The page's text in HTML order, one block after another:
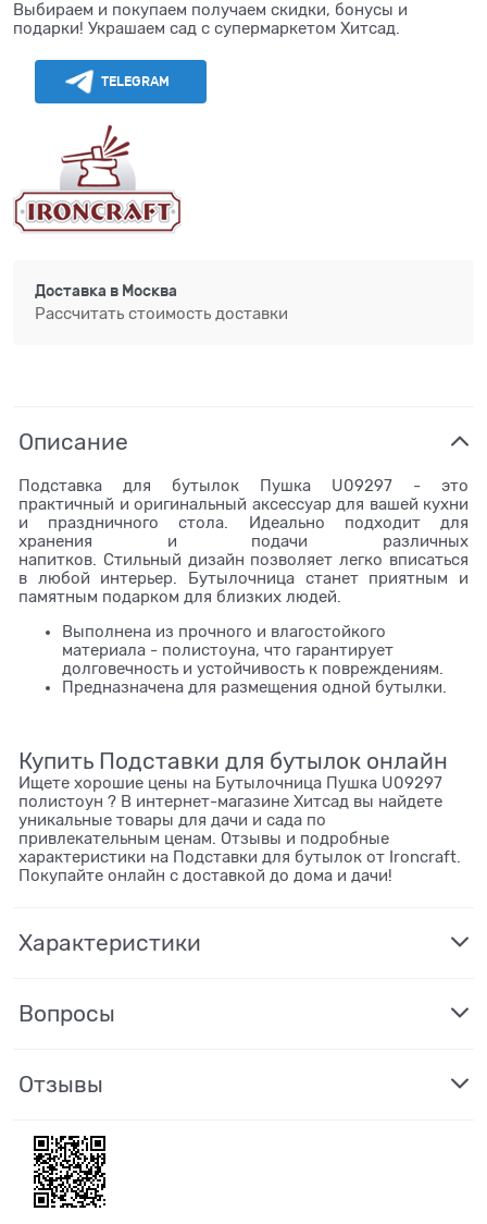
Выбираем и покупаем получаем скидки, бонусы и
подарки! Украшаем сад с супермаркетом Хитсад.
TELEGRAM
Доставка в Москва
Рассчитать стоимость доставки
Описание
Подставка для бутылок Пушка U09297 - это
практичный и оригинальный аксессуар для вашей кухни
и праздничного стола. Идеально подходит для
хранения и подачи различных
напитков. Стильный дизайн позволяет легко вписаться
в любой интерьер. Бутылочница станет приятным и
памятным подарком для близких людей.
Выполнена из прочного и влагостойкого
материала - полистоуна, что гарантирует
долговечность и устойчивость к повреждениям.
Предназначена для размещения одной бутылки.
Купить Подставки для бутылок онлайн
Ищете хорошие цены на Бутылочница Пушка U09297
полистоун ? В интернет-магазине Хитсад вы найдете
уникальные товары для дачи и сада по
привлекательным ценам. Отзывы и подробные
характеристики на Подставки для бутылок от Ironcraft.
Покупайте онлайн с доставкой до дома и дачи!
Характеристики
Вопросы
Отзывы